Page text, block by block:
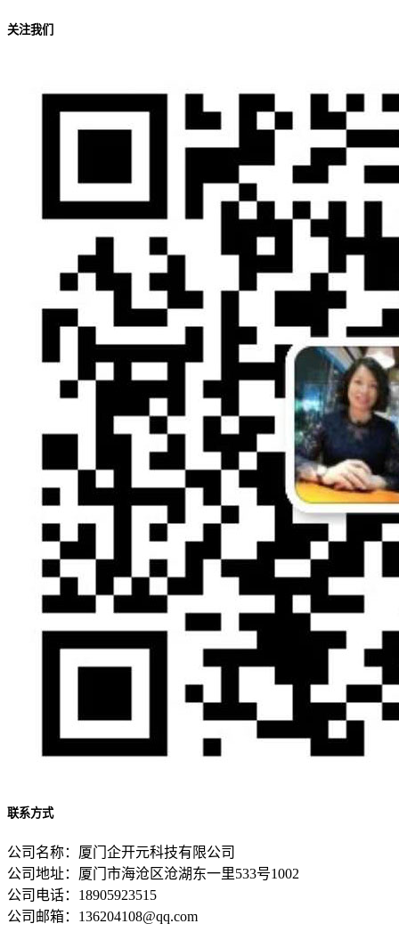
关注我们
联系方式
公司名称：厦门企开元科技有限公司
公司地址：厦门市海沧区沧湖东一里533号1002
公司电话：18905923515
公司邮箱：136204108@qq.com